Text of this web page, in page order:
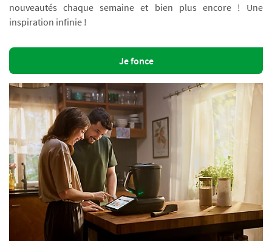
nouveautés chaque semaine et bien plus encore ! Une
inspiration infinie !
Je fonce